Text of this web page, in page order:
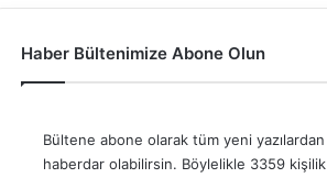
Haber Bültenimize Abone Olun
Bültene abone olarak tüm yeni yazılardan
haberdar olabilirsin. Böylelikle 3359 kişilik